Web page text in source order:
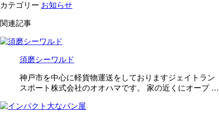
カテゴリー お知らせ
関連記事
須磨シーワルド
神戸市を中心に軽貨物運送をしておりますジェイトラン
スポート株式会社のオオハマです。 家の近くにオープ …